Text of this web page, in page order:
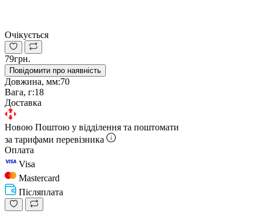
Очікується
79грн.
Повідомити про наявність
Довжина, мм:70
Вага, г:18
Доставка
Новою Поштою у відділення та поштомати
за тарифами перевізника
Оплата
Visa
Mastercard
Післяплата